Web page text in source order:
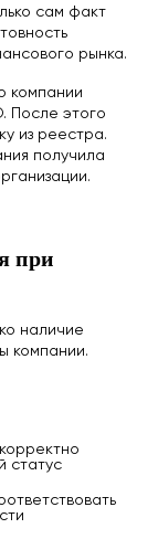
сам факт
рынка.
компании
После этого
из реестра.
получила
при
наличие
компании.
статус